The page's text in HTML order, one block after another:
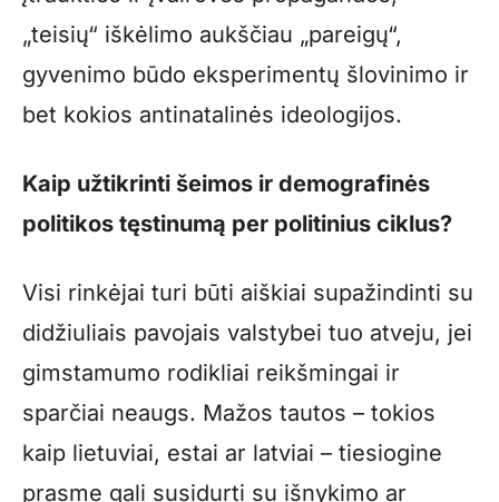
„teisių“ iškėlimo aukščiau „pareigų“,
gyvenimo būdo eksperimentų šlovinimo ir
bet kokios antinatalinės ideologijos.
Kaip užtikrinti šeimos ir demografinės
politikos tęstinumą per politinius ciklus?
Visi rinkėjai turi būti aiškiai supažindinti su
didžiuliais pavojais valstybei tuo atveju, jei
gimstamumo rodikliai reikšmingai ir
sparčiai neaugs. Mažos tautos – tokios
kaip lietuviai, estai ar latviai – tiesiogine
prasme gali susidurti su išnykimo ar